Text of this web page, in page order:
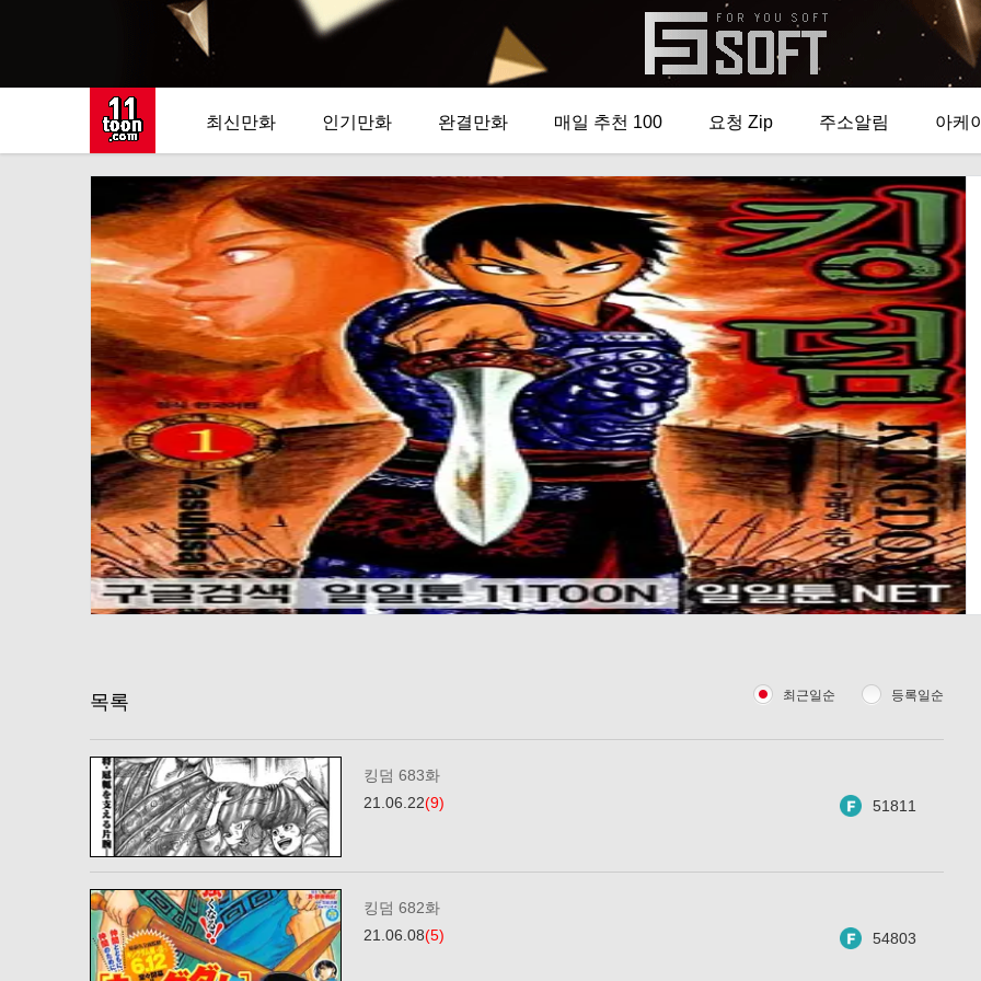
최신만화 인기만화 완결만화 매일 추천 100 요청 Zip 주소알림 아케
목록 최근일순 등록일순
킹덤 683화
21.06.22(9) 51811
킹덤 682화
21.06.08(5) 54803